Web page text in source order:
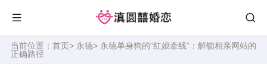
当前位置： 首页> 永德> 永德单身狗的“红娘牵线”：解锁相亲网站的
正确路径